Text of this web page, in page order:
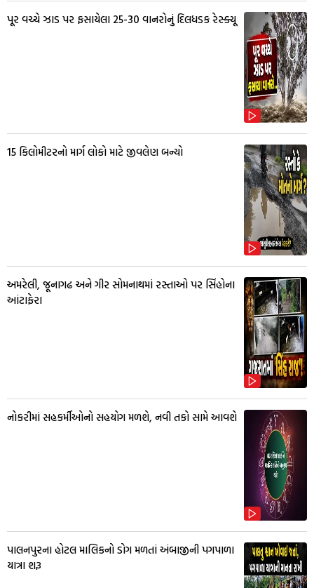
પૂર વચ્ચે ઝાડ પર ફસાયેલા 25-30 વાનરોનું દિલધડક રેસ્ક્યૂ
15 કિલોમીટરનો માર્ગ લોકો માટે જીવલેણ બન્યો
અમરેલી, જૂનાગઢ અને ગીર સોમનાથમાં રસ્તાઓ પર સિંહોના
આંટાફેરા
નોકરીમાં સહકર્મીઓનો સહયોગ મળશે, નવી તકો સામે આવશે
પાલનપુરના હોટલ માલિકનો ડોગ મળતાં અંબાજીની પગપાળા
યાત્રા શરૂ